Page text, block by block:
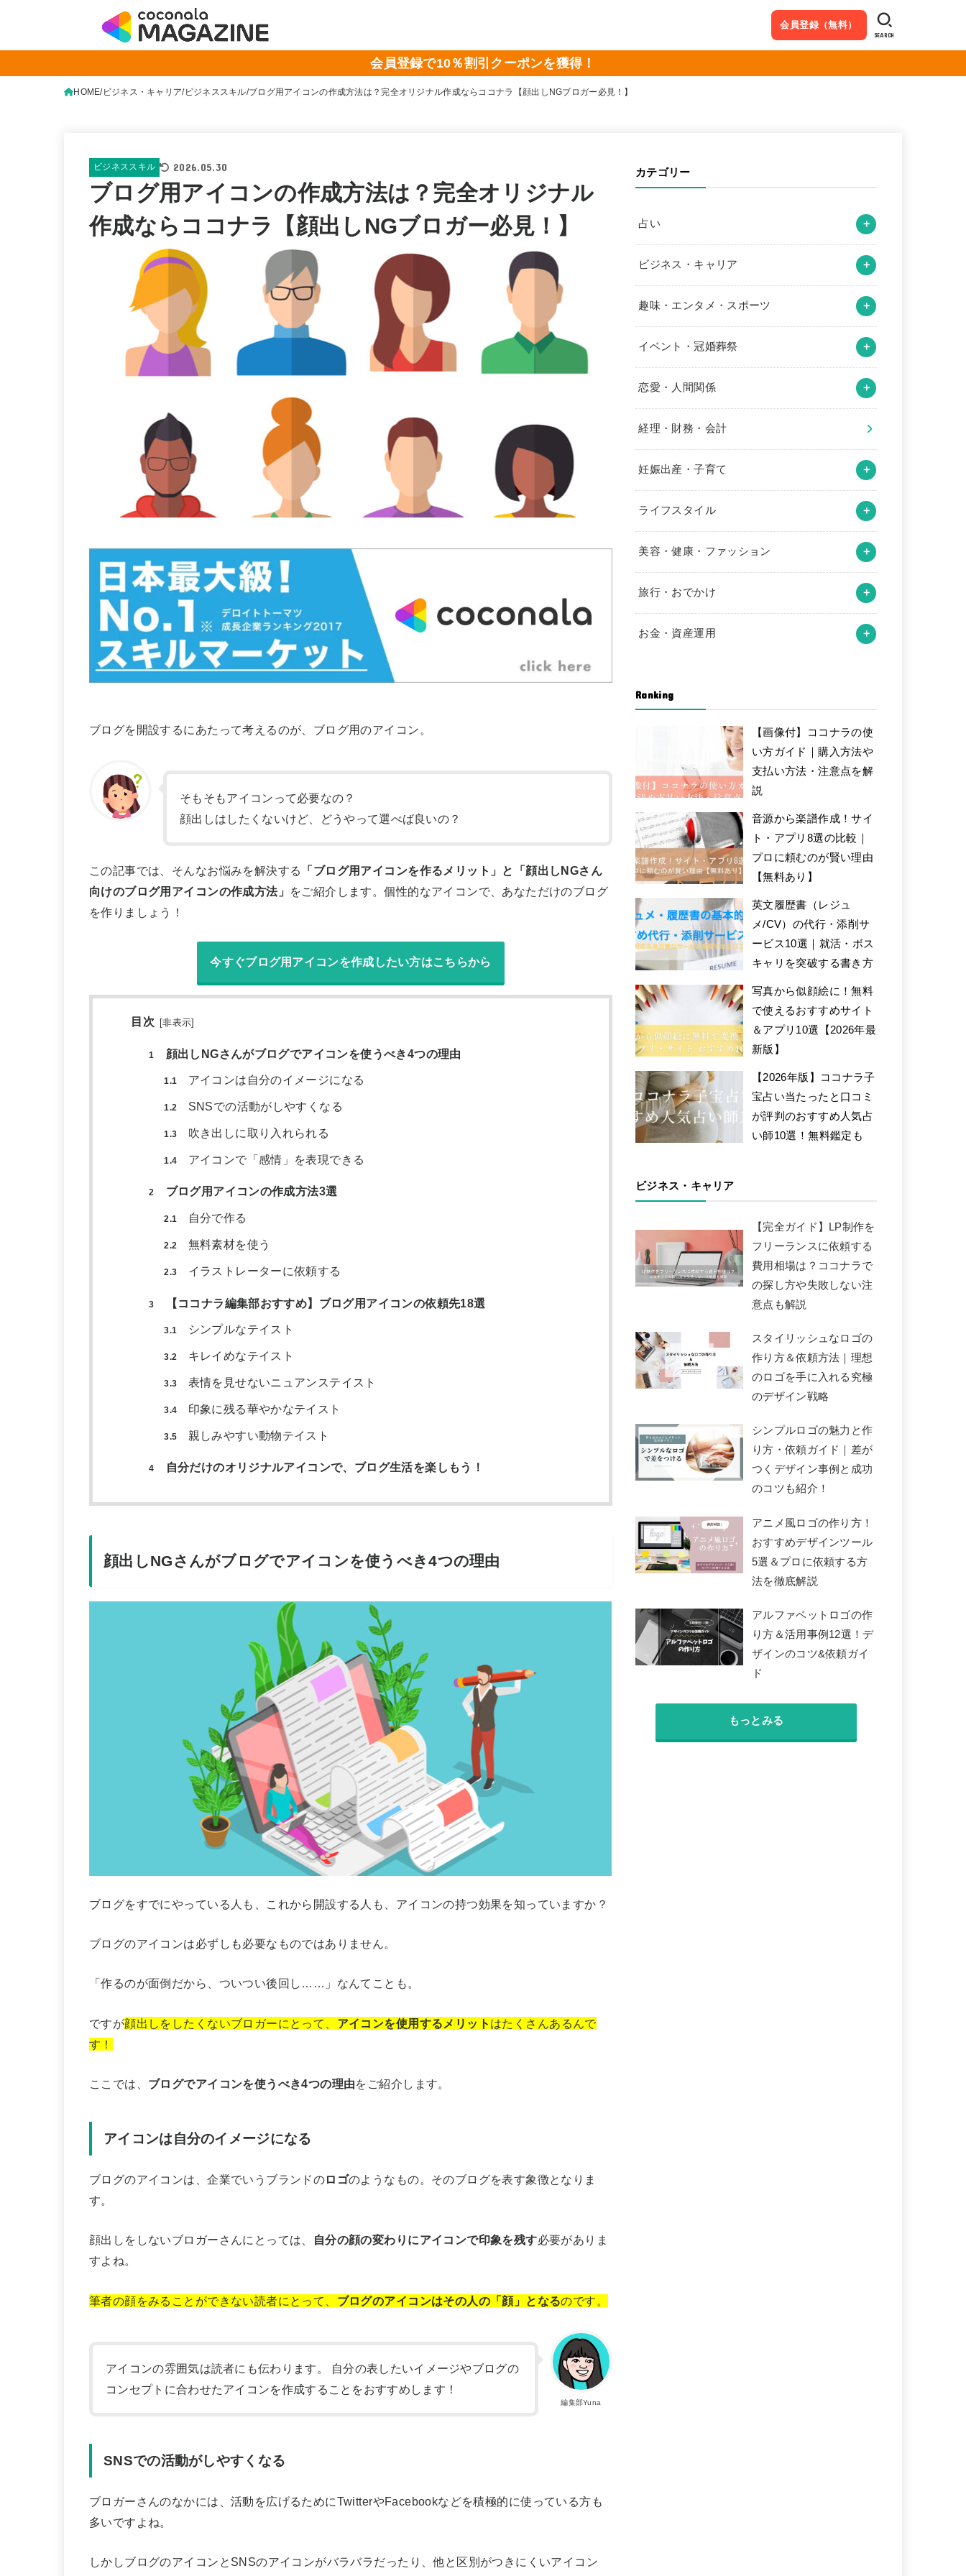
会員登録（無料）
SEARCH
会員登録で10％割引クーポンを獲得！
HOME ビジネス・キャリア ビジネススキル ブログ用アイコンの作成方法は？完全オリジナル作成ならココナラ【顔出しNGブロガー必見！】
ビジネススキル 2026.05.30
ブログ用アイコンの作成方法は？完全オリジナル
作成ならココナラ【顔出しNGブロガー必見！】
ブログを開設するにあたって考えるのが、ブログ用のアイコン。
そもそもアイコンって必要なの？
顔出しはしたくないけど、どうやって選べば良いの？
この記事では、そんなお悩みを解決する
「ブログ用アイコンを作るメリット」と「顔出しNGさん
向けのブログ用アイコンの作成方法」
をご紹介します。個性的なアイコンで、あなただけのブログ
を作りましょう！
今すぐブログ用アイコンを作成したい方はこちらから
目次 [非表示
1 顔出しNGさんがブログでアイコンを使うべき4つの理由
1.1 アイコンは自分のイメージになる
1.2 SNSでの活動がしやすくなる
1.3 吹き出しに取り入れられる
1.4 アイコンで「感情」を表現できる
2 ブログ用アイコンの作成方法3選
2.1 自分で作る
2.2 無料素材を使う
2.3 イラストレーターに依頼する
3 【ココナラ編集部おすすめ】ブログ用アイコンの依頼先18選
3.1 シンプルなテイスト
3.2 キレイめなテイスト
3.3 表情を見せないニュアンステイスト
3.4 印象に残る華やかなテイスト
3.5 親しみやすい動物テイスト
4 自分だけのオリジナルアイコンで、ブログ生活を楽しもう！
顔出しNGさんがブログでアイコンを使うべき4つの理由
ブログをすでにやっている人も、これから開設する人も、アイコンの持つ効果を知っていますか？
ブログのアイコンは必ずしも必要なものではありません。
「作るのが面倒だから、ついつい後回し……」なんてことも。
ですが顔出しをしたくないブロガーにとって、 アイコンを使用するメリット はたくさんあるんで
す！
ここでは、 ブログでアイコンを使うべき4つの理由をご紹介します。
アイコンは自分のイメージになる
ブログのアイコンは、企業でいうブランドのロゴのようなもの。そのブログを表す象徴となりま
す。
顔出しをしないブロガーさんにとっては、 自分の顔の変わりにアイコンで印象を残す必要がありま
すよね。
筆者の顔をみることができない読者にとって、 ブログのアイコンはその人の「顔」となるのです。
編集部Yuna
アイコンの雰囲気は読者にも伝わります。 自分の表したいイメージやブログの
コンセプトに合わせたアイコンを作成することをおすすめします！
SNSでの活動がしやすくなる
ブロガーさんのなかには、活動を広げるためにTwitterやFacebookなどを積極的に使っている方も
多いですよね。
しかしブログのアイコンとSNSのアイコンがバラバラだったり、他と区別がつきにくいアイコン
カテゴリー
占い
ビジネス・キャリア
趣味・エンタメ・スポーツ
イベント・冠婚葬祭
恋愛・人間関係
経理・財務・会計
妊娠出産・子育て
ライフスタイル
美容・健康・ファッション
旅行・おでかけ
お金・資産運用
Ranking
【画像付】ココナラの使
い方ガイド｜購入方法や
支払い方法・注意点を解
説
音源から楽譜作成！サイ
ト・アプリ8選の比較｜
プロに頼むのが賢い理由
【無料あり】
英文履歴書（レジュ
メ/CV）の代行・添削サ
ービス10選｜就活・ボス
キャリを突破する書き方
写真から似顔絵に！無料
で使えるおすすめサイト
＆アプリ10選【2026年最
新版】
【2026年版】ココナラ子
宝占い当たったと口コミ
が評判のおすすめ人気占
い師10選！無料鑑定も
ビジネス・キャリア
【完全ガイド】LP制作を
フリーランスに依頼する
費用相場は？ココナラで
の探し方や失敗しない注
意点も解説
スタイリッシュなロゴの
作り方＆依頼方法｜理想
のロゴを手に入れる究極
のデザイン戦略
シンプルロゴの魅力と作
り方・依頼ガイド｜差が
つくデザイン事例と成功
のコツも紹介！
アニメ風ロゴの作り方！
おすすめデザインツール
5選＆プロに依頼する方
法を徹底解説
アルファベットロゴの作
り方＆活用事例12選！デ
ザインのコツ&依頼ガイ
ド
もっとみる